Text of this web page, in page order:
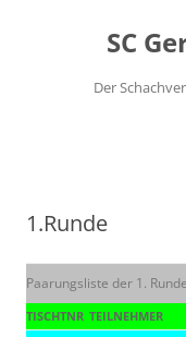
SC
Der
1.Runde
Paarungsliste der 1. Runde
TISCHTNR TEILNEHMER